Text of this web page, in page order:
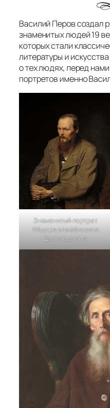
Василий Перов создал
знаменитых людей 19
которых стали
литературы и
о тех людях, перед
портретов именно
Знаменитый портрет
Фёдора Михайловича
Достоевского